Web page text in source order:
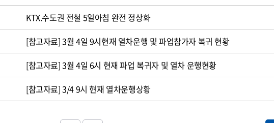
KTX.수도권 전철 5일아침 완전 정상화
[참고자료] 3월 4일 9시현재 열차운행 및 파업참가자 복귀 현황
[참고자료] 3월 4일 6시 현재 파업 복귀자 및 열차 운행현황
[참고자료] 3/4 9시 현재 열차운행상황